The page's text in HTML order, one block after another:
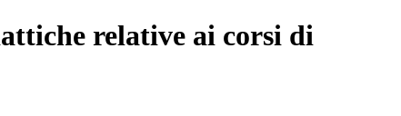
relative ai corsi di